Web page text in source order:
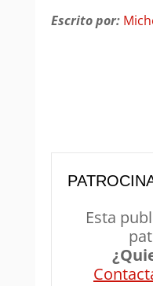
Esta
Escrito por: